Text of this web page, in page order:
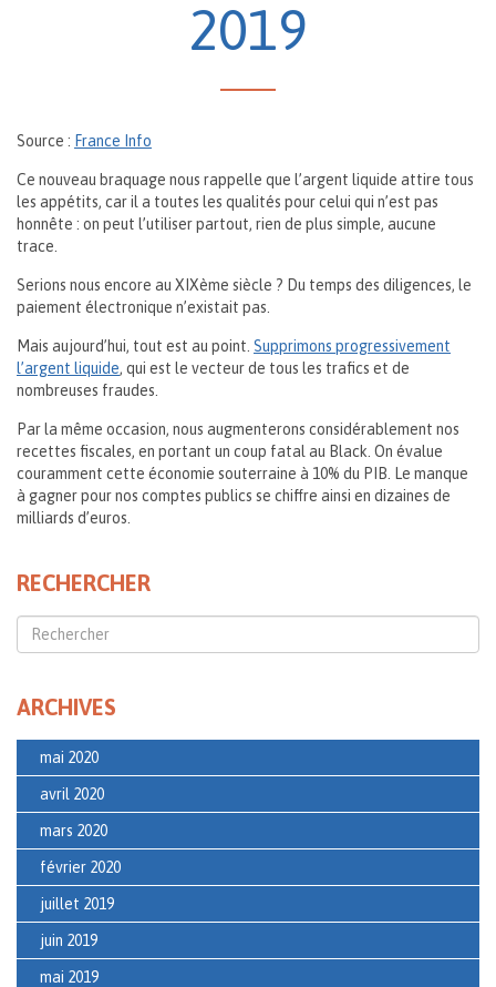
2019
Source : France Info
Ce nouveau braquage nous rappelle que l’argent liquide attire tous
les appétits, car il a toutes les qualités pour celui qui n’est pas
honnête : on peut l’utiliser partout, rien de plus simple, aucune
trace.
Serions nous encore au XIXème siècle ? Du temps des diligences, le
paiement électronique n’existait pas.
Mais aujourd’hui, tout est au point. Supprimons progressivement
l’argent liquide, qui est le vecteur de tous les trafics et de
nombreuses fraudes.
Par la même occasion, nous augmenterons considérablement nos
recettes fiscales, en portant un coup fatal au Black. On évalue
couramment cette économie souterraine à 10% du PIB. Le manque
à gagner pour nos comptes publics se chiffre ainsi en dizaines de
milliards d’euros.
RECHERCHER
ARCHIVES
mai 2020
avril 2020
mars 2020
février 2020
juillet 2019
juin 2019
mai 2019